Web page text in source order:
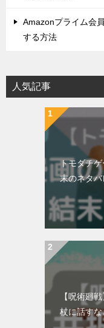
Amazonプライム会
する方法
人気記事
トモダチ
末のネタ
【呪術廻
杖に話す